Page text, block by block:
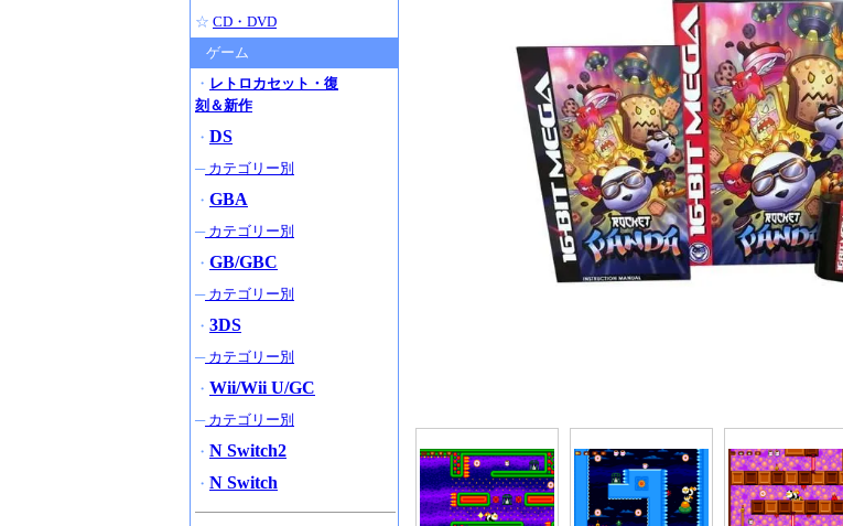
☆ CD・DVD
ゲーム
・ レトロカセット・復
刻＆新作
・ DS
─カテゴリー別
・ GBA
─カテゴリー別
・ GB/GBC
─カテゴリー別
・ 3DS
─カテゴリー別
・ Wii/Wii U/GC
─カテゴリー別
・ N Switch2
・ N Switch